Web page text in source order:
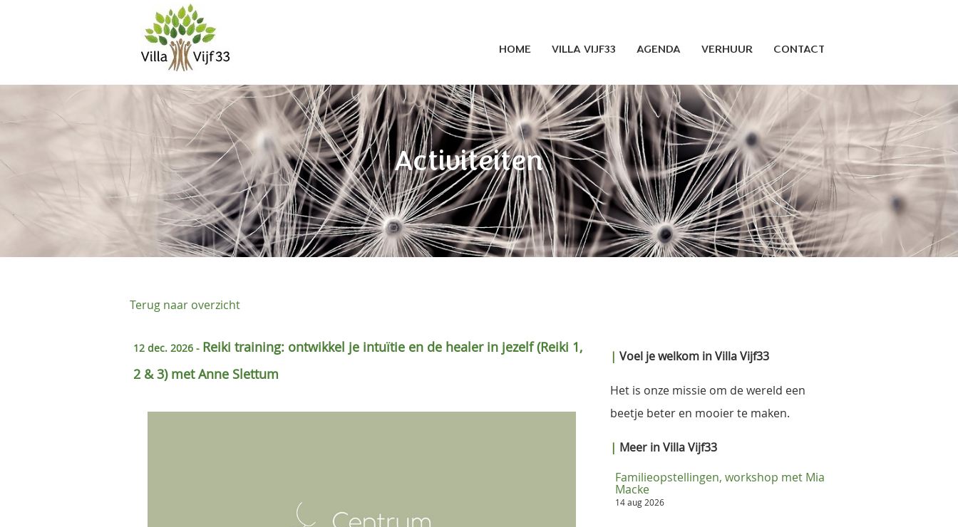
Activiteiten
Terug naar overzicht
12 dec. 2026 - Reiki training: ontwikkel je intuïtie en de healer in jezelf (Reiki 1,
2 & 3) met Anne Slettum
HOME VILLA VIJF33 AGENDA VERHUUR CONTACT
| Voel je welkom in Villa Vijf33
Het is onze missie om de wereld een
beetje beter en mooier te maken.
| Meer in Villa Vijf33
Familieopstellingen, workshop met Mia
Macke
14 aug 2026